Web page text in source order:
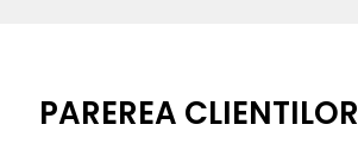
PAREREA CLIENTILOR